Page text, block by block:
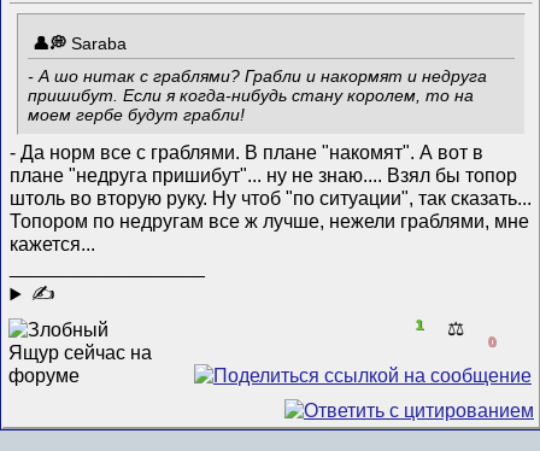
Saraba
- А шо нитак с граблями? Грабли и накормят и недруга
пришибут. Если я когда-нибудь стану королем, то на
моем гербе будут грабли!
- Да норм все с граблями. В плане "накомят". А вот в
плане "недруга пришибут"... ну не знаю.... Взял бы топор
штоль во вторую руку. Ну чтоб "по ситуации", так сказать...
Топором по недругам все ж лучше, нежели граблями, мне
кажется...
✍
1 ⚖️
0